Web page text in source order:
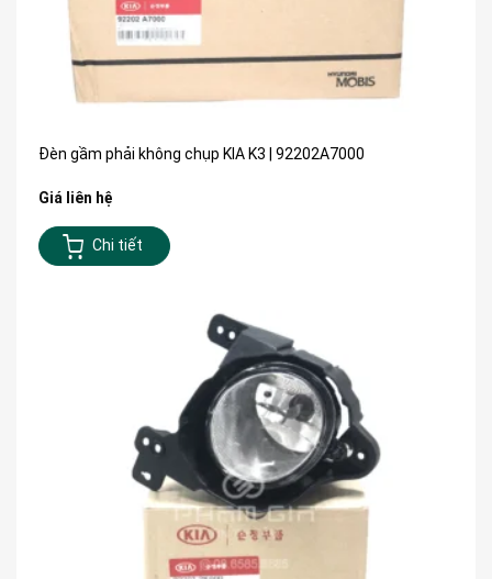
Đèn gầm phải không chụp KIA K3 | 92202A7000
Giá liên hệ
Chi tiết